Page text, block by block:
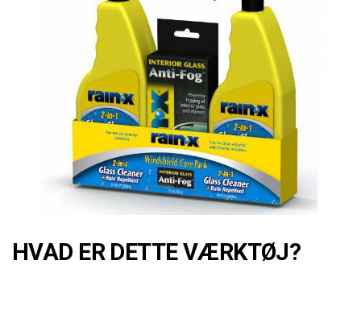
HVAD ER DETTE VÆRKTØJ?